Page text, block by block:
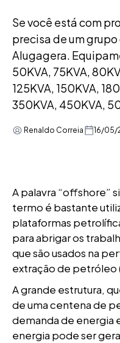
Se você está com
precisa de um
Alugagera.
50KVA, 75KVA,
125KVA, 150KVA,
350KVA, 450KVA,
Renaldo Correia 16/05/
A palavra “offshore”
termo é bastante
plataformas
para abrigar os
que são usados na
extração de petróleo
A grande estrutura,
de uma centena de
demanda de energia
energia pode ser